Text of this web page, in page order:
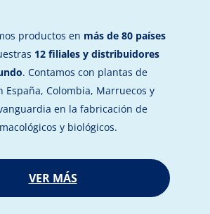
productos en más de 80 países
12 filiales y distribuidores
. Contamos con plantas de
España, Colombia, Marruecos y
en la fabricación de
y biológicos.
VER MÁS